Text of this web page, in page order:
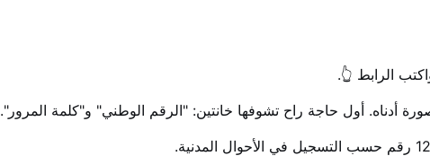
الرابط 👆.
أدناه. أول حاجة راح تشوفها خانتين: "الرقم الوطني" و"كلمة المرور".